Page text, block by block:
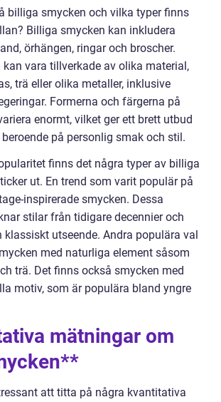
billiga smycken och vilka typer finns
Billiga smycken kan inkludera
örhängen, ringar och broscher.
kan vara tillverkade av olika material,
trä eller olika metaller, inklusive
Formerna och färgerna på
enormt, vilket ger ett brett utbud
på personlig smak och stil.
finns det några typer av billiga
ut. En trend som varit populär på
inspirerade smycken. Dessa
stilar från tidigare decennier och
klassiskt utseende. Andra populära val
med naturliga element såsom
trä. Det finns också smycken med
motiv, som är populära bland yngre
mätningar om
att titta på några kvantitativa